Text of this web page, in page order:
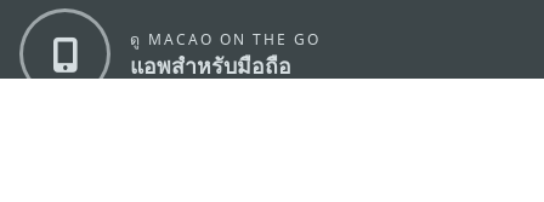
ดู MACAO ON THE GO
แอพสำหรับมือถือ